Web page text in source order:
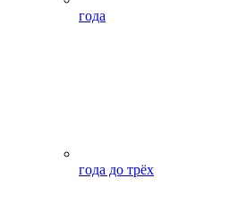
года
года до трёх